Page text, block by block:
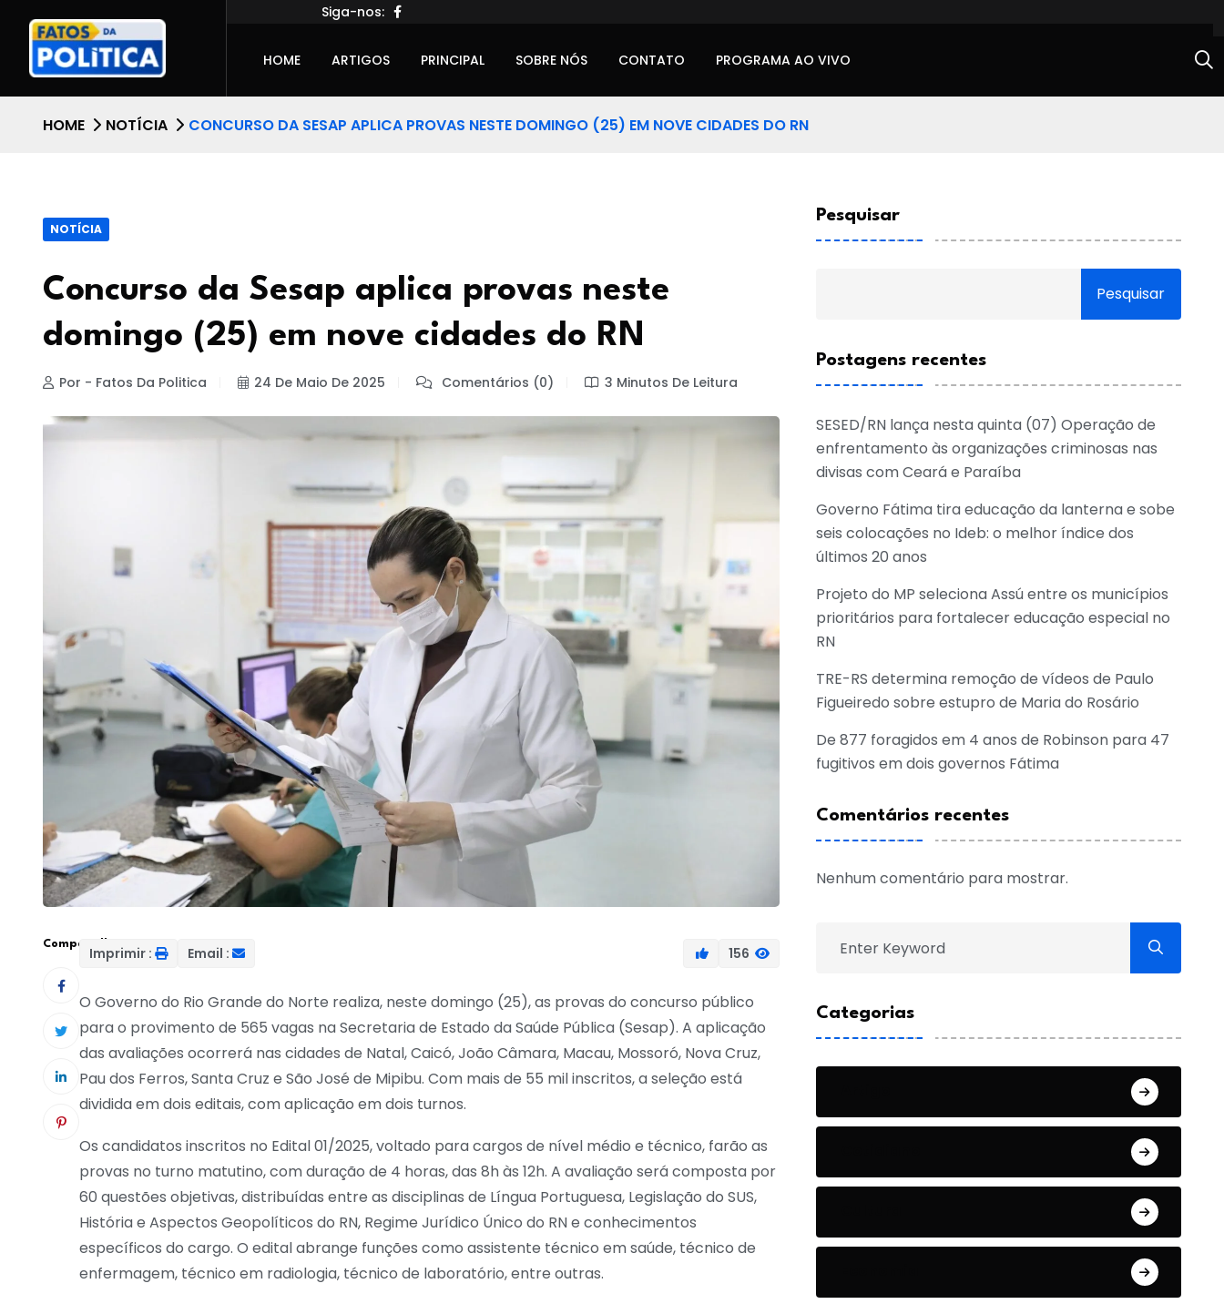
Siga-nos:
HOME ARTIGOS PRINCIPAL SOBRE NÓS CONTATO PROGRAMA AO VIVO
HOME NOTÍCIA CONCURSO DA SESAP APLICA PROVAS NESTE DOMINGO (25) EM NOVE CIDADES DO RN
NOTÍCIA
Concurso da Sesap aplica provas neste
domingo (25) em nove cidades do RN
Por - Fatos Da Politica 24 De Maio De 2025 Comentários (0) 3 Minutos De Leitura
Compartilhar:
Imprimir : Email : 156
O Governo do Rio Grande do Norte realiza, neste domingo (25), as provas do concurso público
para o provimento de 565 vagas na Secretaria de Estado da Saúde Pública (Sesap). A aplicação
das avaliações ocorrerá nas cidades de Natal, Caicó, João Câmara, Macau, Mossoró, Nova Cruz,
Pau dos Ferros, Santa Cruz e São José de Mipibu. Com mais de 55 mil inscritos, a seleção está
dividida em dois editais, com aplicação em dois turnos.
Os candidatos inscritos no Edital 01/2025, voltado para cargos de nível médio e técnico, farão as
provas no turno matutino, com duração de 4 horas, das 8h às 12h. A avaliação será composta por
60 questões objetivas, distribuídas entre as disciplinas de Língua Portuguesa, Legislação do SUS,
História e Aspectos Geopolíticos do RN, Regime Jurídico Único do RN e conhecimentos
específicos do cargo. O edital abrange funções como assistente técnico em saúde, técnico de
enfermagem, técnico em radiologia, técnico de laboratório, entre outras.
Pesquisar
Pesquisar
Postagens recentes
SESED/RN lança nesta quinta (07) Operação de
enfrentamento às organizações criminosas nas
divisas com Ceará e Paraíba
Governo Fátima tira educação da lanterna e sobe
seis colocações no Ideb: o melhor índice dos
últimos 20 anos
Projeto do MP seleciona Assú entre os municípios
prioritários para fortalecer educação especial no
RN
TRE-RS determina remoção de vídeos de Paulo
Figueiredo sobre estupro de Maria do Rosário
De 877 foragidos em 4 anos de Robinson para 47
fugitivos em dois governos Fátima
Comentários recentes
Nenhum comentário para mostrar.
Categorias